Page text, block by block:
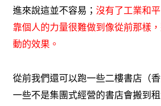
進來說這並不容易； 沒有了工業和
靠個人的力量很難做到像從前那樣
動的效果。
從前我們還可以跑一些二樓書店（香
一些不是集團式經營的書店會搬到